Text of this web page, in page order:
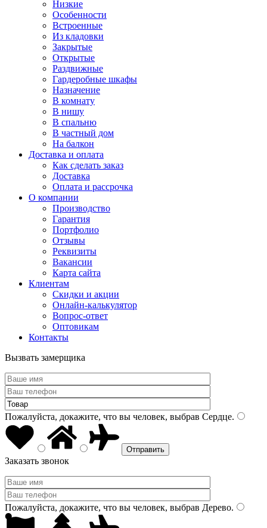
Низкие
Особенности
Встроенные
Из кладовки
Закрытые
Открытые
Раздвижные
Гардеробные шкафы
Назначение
В комнату
В нишу
В спальню
В частный дом
На балкон
Доставка и оплата
Как сделать заказ
Доставка
Оплата и рассрочка
О компании
Производство
Гарантия
Портфолио
Отзывы
Реквизиты
Вакансии
Карта сайта
Клиентам
Скидки и акции
Онлайн-калькулятор
Вопрос-ответ
Оптовикам
Контакты
Вызвать замерщика
Пожалуйста, докажите, что вы человек, выбрав Сердце.
Заказать звонок
Пожалуйста, докажите, что вы человек, выбрав Дерево.